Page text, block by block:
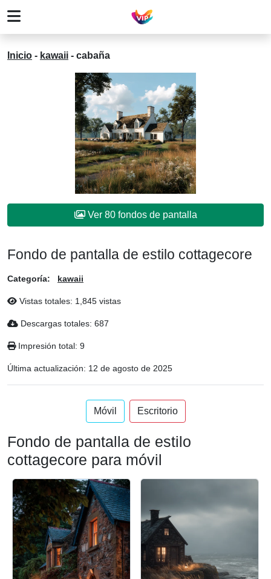
Inicio - kawaii - cabaña
Ver 80 fondos de pantalla
Fondo de pantalla de estilo cottagecore
Categoría: kawaii
Vistas totales: 1,845 vistas
Descargas totales: 687
Impresión total: 9
Última actualización: 12 de agosto de 2025
Móvil Escritorio
Fondo de pantalla de estilo
cottagecore para móvil